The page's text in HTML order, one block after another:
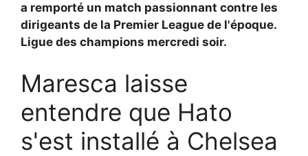
a remporté un match passionnant contre les
dirigeants de la Premier League de l'époque.
Ligue des champions mercredi soir.
Maresca laisse
entendre que Hato
s'est installé à Chelsea